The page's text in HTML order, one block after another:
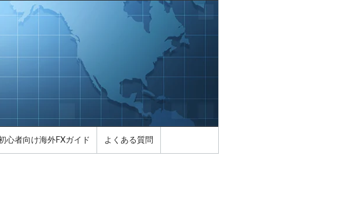
心者向け海外FXガイド よくある質問